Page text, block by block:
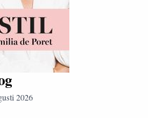
2026